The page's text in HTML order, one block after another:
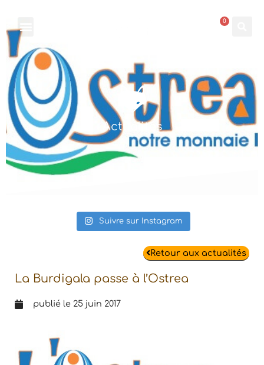
0
Actualités
Suivre sur Instagram
Retour aux actualités
La Burdigala passe à l’Ostrea
publié le 25 juin 2017